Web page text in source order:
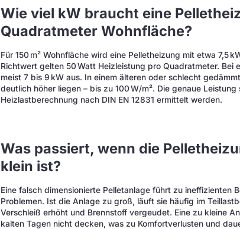
Wie viel kW braucht eine
Quadratmeter Wohnfläche?
Für 150 m² Wohnfläche wird eine Pelletheizung mit etwa 7,5
Richtwert gelten 50 Watt Heizleistung pro Quadratmeter. Bei
meist 7 bis 9 kW aus. In einem älteren oder schlecht
deutlich höher liegen – bis zu 100 W/m². Die genaue
Heizlastberechnung nach DIN EN 12831 ermittelt werden.
Was passiert, wenn die
klein ist?
Eine falsch dimensionierte Pelletanlage führt zu ineffizienten
Problemen. Ist die Anlage zu groß, läuft sie häufig im
Verschleiß erhöht und Brennstoff vergeudet. Eine zu kleine
kalten Tagen nicht decken, was zu Komfortverlusten und